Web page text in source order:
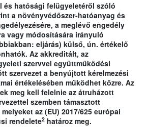
és hatósági felügyeletéről szóló
a növényvédőszer-hatóanyag és
a meglévő engedély
vagy módosítására irányuló
eljárás) külső, ún. értékelő
Az akkreditált, az
szervvel együttműködési
szervezet a benyújtott kérelmezési
értékelésében működhet közre. Az
meg kell felelnie az átruházott
szemben támasztott
az (EU) 2017/625 európai
rendelete2 határoz meg.